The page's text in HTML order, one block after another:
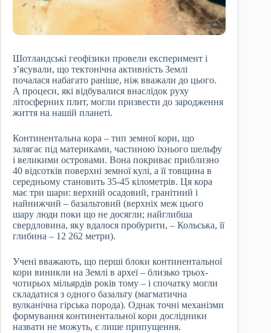
Шотландські геофізики провели експеримент і
з’ясували, що тектонічна активність Землі
почалася набагато раніше, ніж вважали до цього.
А процеси, які відбувалися внаслідок руху
літосферних плит, могли призвести до зародження
життя на нашій планеті.
Континентальна кора – тип земної кори, що
залягає під материками, частиною їхнього шельфу
і великими островами. Вона покриває приблизно
40 відсотків поверхні земної кулі, а її товщина в
середньому становить 35-45 кілометрів. Ця кора
має три шари: верхній осадовий, гранітний і
найнижчий – базальтовий (верхніх меж цього
шару люди поки що не досягли; найглибша
свердловина, яку вдалося пробурити, – Кольська, її
глибина – 12 262 метри).
Учені вважають, що перші блоки континентальної
кори виникли на Землі в археї – близько трьох-
чотирьох мільярдів років тому – і спочатку могли
складатися з одного базальту (магматична
вулканічна гірська порода). Однак точні механізми
формування континентальної кори дослідники
назвати не можуть, є лише припущення.